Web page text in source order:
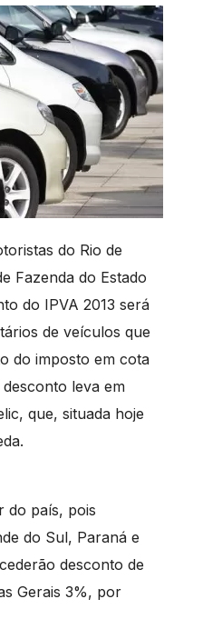
do Rio de
Fazenda do Estado
do IPVA 2013 será
de veículos que
do imposto em cota
leva em
que, situada hoje
do país, pois
do Sul, Paraná e
desconto de
Gerais 3%, por